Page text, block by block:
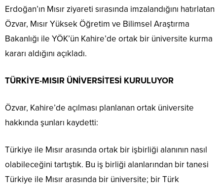
Erdoğan’ın Mısır ziyareti sırasında imzalandığını hatırlatan
Özvar, Mısır Yüksek Öğretim ve Bilimsel Araştırma
Bakanlığı ile YÖK’ün Kahire’de ortak bir üniversite kurma
kararı aldığını açıkladı.
TÜRKİYE-MISIR ÜNİVERSİTESİ KURULUYOR
Özvar, Kahire’de açılması planlanan ortak üniversite
hakkında şunları kaydetti:
Türkiye ile Mısır arasında ortak bir işbirliği alanının nasıl
olabileceğini tartıştık. Bu iş birliği alanlarından bir tanesi
Türkiye ile Mısır arasında bir üniversite; bir Türk